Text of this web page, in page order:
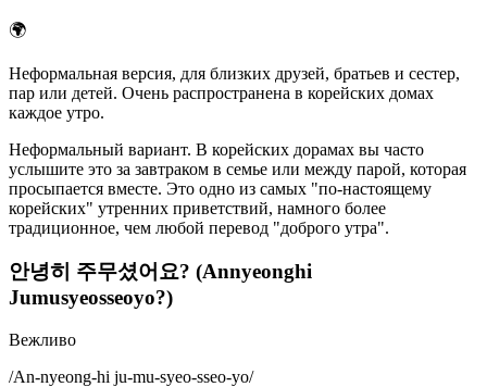
🌍
Неформальная версия, для близких друзей, братьев и сестер,
пар или детей. Очень распространена в корейских домах
каждое утро.
Неформальный вариант. В корейских дорамах вы часто
услышите это за завтраком в семье или между парой, которая
просыпается вместе. Это одно из самых "по-настоящему
корейских" утренних приветствий, намного более
традиционное, чем любой перевод "доброго утра".
안녕히 주무셨어요? (Annyeonghi
Jumusyeosseoyo?)
Вежливо
/An-nyeong-hi ju-mu-syeo-sseo-yo/